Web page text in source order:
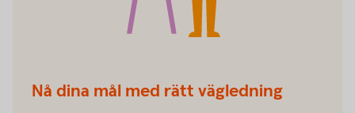
Nå dina mål med rätt vägledning